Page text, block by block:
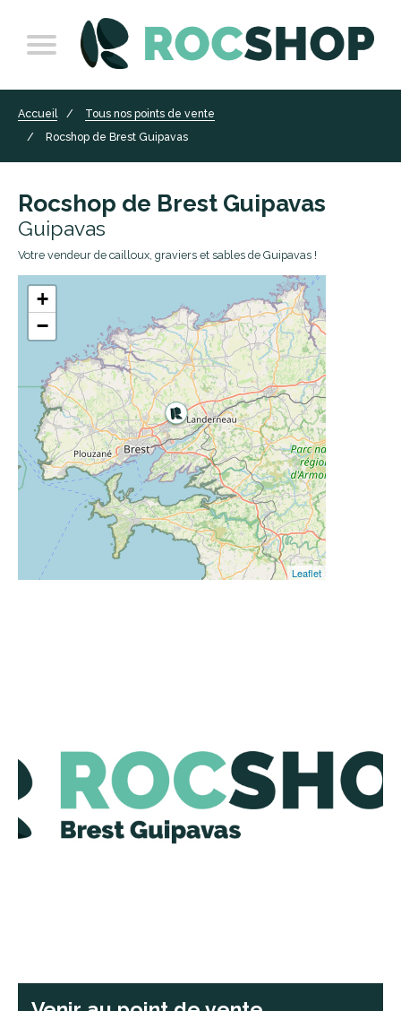
Accueil
Tous nos points de vente
Rocshop de Brest Guipavas
Rocshop de Brest Guipavas
Guipavas
Votre vendeur de cailloux, graviers et sables de Guipavas !
+
−
Leaflet